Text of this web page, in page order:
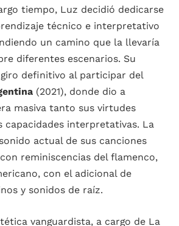
tiempo, Luz decidió dedicarse
técnico e interpretativo
un camino que la llevaría
diferentes escenarios. Su
definitivo al participar del
(2021), donde dio a
masiva tanto sus virtudes
capacidades interpretativas. La
actual de sus canciones
reminiscencias del flamenco,
con el adicional de
y sonidos de raíz.
vanguardista, a cargo de La